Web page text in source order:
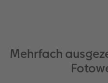
Mehrfach